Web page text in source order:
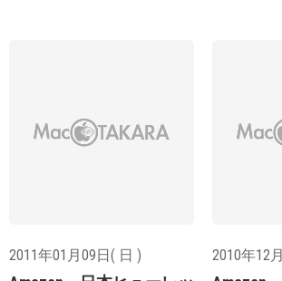
2011年01月09日( 日 ) 2010年12